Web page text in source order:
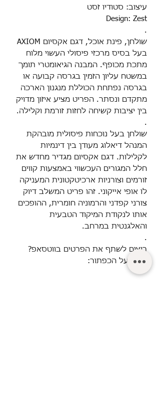
עיצוב: סטודיו זסט
Design: Zest
.
שולחן, פינת אוכל, דגם אקסיום AXIOM
בעל בסיס מרכזי פיסולי העשוי מלוח
מתכת מכופף. המבנה הגיאומטרי תומך
במשטח עליון הזמין בגרסה קבועה או
בגרסה נפתחת הכוללת מנגנון הארכה
מתקדם ונסתר. הפריט מציע איזון מדויק
בין יציבות קשיחה לחזות זורמת וקלילה.
.
שולחן בעל נוכחות פיסולית מובהקת
המנהל דיאלוג מעודן בין דינמיות
לקלילות. דגם אקסיום מגדיר מחדש את
חלל המגורים העכשווי באמצעות קווים
זורמים וצורניות ארכיטקטונית המעניקה
לו אופי אייקוני. זהו פריט המשלב דיוק
צורני קפדני והרמוניה חומרית, ההופכים
אותו לנקודת המיקוד הטבעית
והאלגנטית במרחב.
.
רוצים לשתף את הפרטים בווטסאפ?
לחצו על הכפתור: